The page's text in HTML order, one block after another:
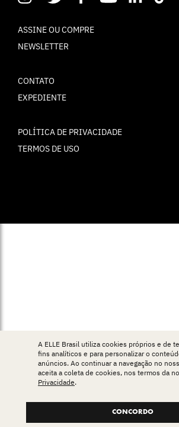
ASSINE OU COMPRE
NEWSLETTER
CONTATO
EXPEDIENTE
POLÍTICA DE PRIVACIDADE
TERMOS DE USO
A ELLE Brasil utiliza cookies próprios e de
fins analíticos e para personalizar o
anúncios. Ao continuar a navegação no
aceita a coleta de cookies, nos termos da
Privacidade.
CONCORDO